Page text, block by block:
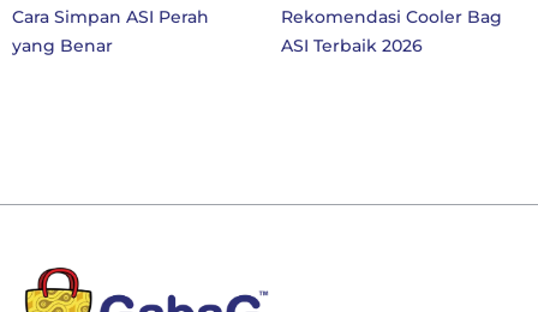
Perah
Rekomendasi Cooler Bag
ASI Terbaik 2026
10